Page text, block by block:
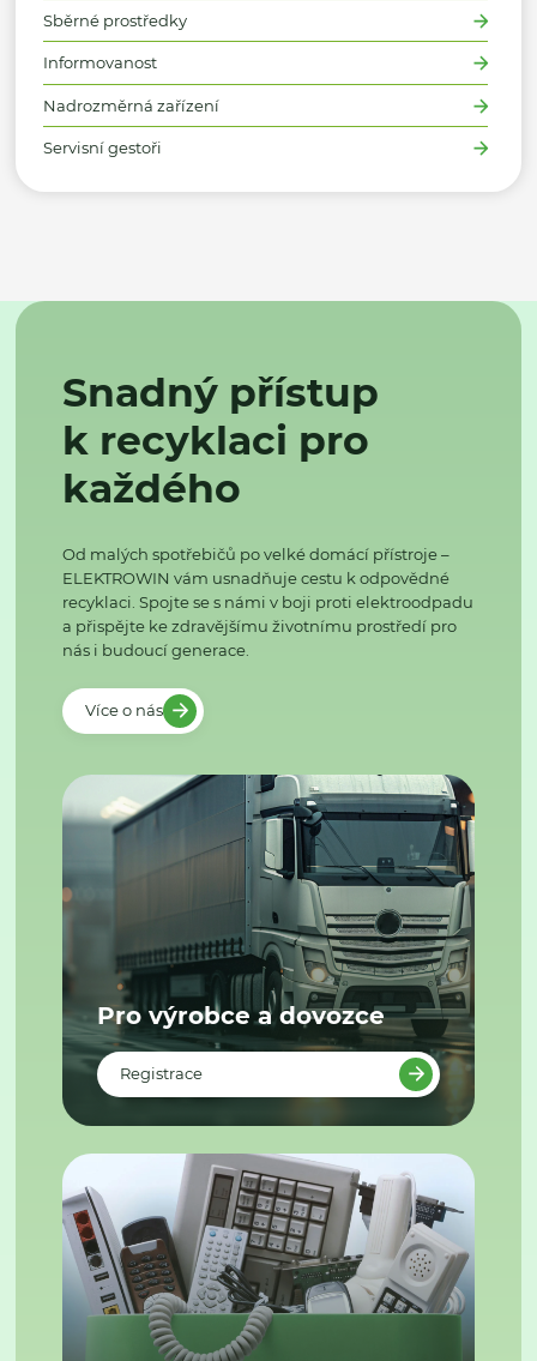
Sběrné prostředky
Informovanost
Nadrozměrná zařízení
Servisní gestoři
Snadný přístup
k recyklaci pro
každého
Od malých spotřebičů po velké domácí přístroje –
ELEKTROWIN vám usnadňuje cestu k odpovědné
recyklaci. Spojte se s námi v boji proti elektroodpadu
a přispějte ke zdravějšímu životnímu prostředí pro
nás i budoucí generace.
Více o nás
Pro výrobce a dovozce
Registrace